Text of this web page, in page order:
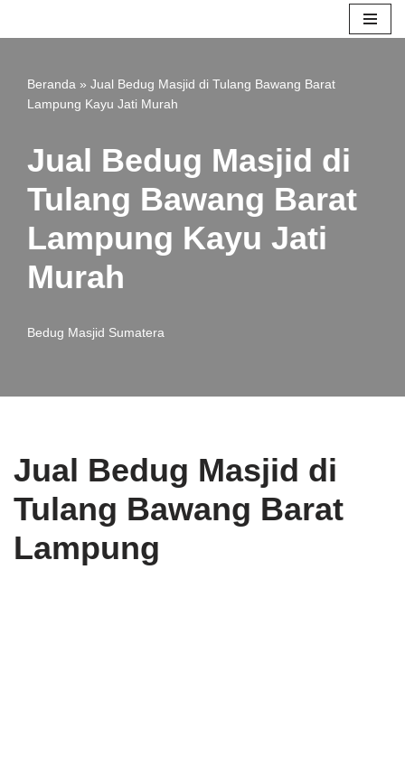
konten
Beranda » Jual Bedug Masjid di Tulang Bawang Barat
Lampung Kayu Jati Murah
Jual Bedug Masjid di
Tulang Bawang Barat
Lampung Kayu Jati
Murah
Bedug Masjid Sumatera
Jual Bedug Masjid di
Tulang Bawang Barat
Lampung